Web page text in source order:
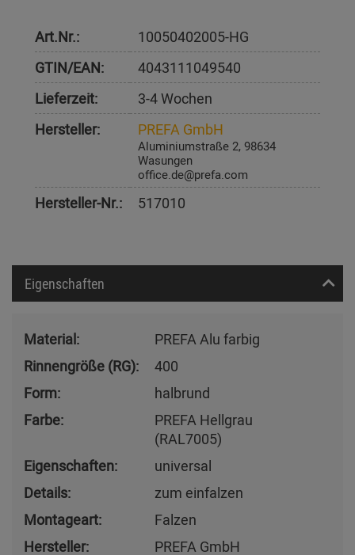
Art.Nr.:
10050402005-HG
GTIN/EAN:
4043111049540
Lieferzeit:
3-4 Wochen
Hersteller:
PREFA GmbH
Aluminiumstraße 2, 98634
Wasungen
office.de@prefa.com
Hersteller-Nr.: 517010
Eigenschaften
Material:
PREFA Alu farbig
Rinnengröße (RG):
400
Form:
halbrund
Farbe:
PREFA Hellgrau
(RAL7005)
Eigenschaften:
universal
Details:
zum einfalzen
Montageart:
Falzen
Hersteller:
PREFA GmbH